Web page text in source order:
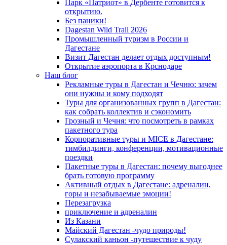
Парк «Патриот» в Дербенте готовится к
открытию.
Без паники!
Dagestan Wild Trail 2026
Промышленный туризм в России и
Дагестане
Визит Дагестан делает отдых доступным!
Открытие аэропорта в Крснодаре
Наш блог
Рекламные туры в Дагестан и Чечню: зачем
они нужны и кому подходят
Туры для организованных групп в Дагестан:
как собрать коллектив и сэкономить
Грозный и Чечня: что посмотреть в рамках
пакетного тура
Корпоративные туры и MICE в Дагестане:
тимбилдинги, конференции, мотивационные
поездки
Пакетные туры в Дагестан: почему выгоднее
брать готовую программу
Активный отдых в Дагестане: адреналин,
горы и незабываемые эмоции!
Перезагрузка
приключение и адреналин
Из Казани
Майский Дагестан -чудо природы!
Сулакский каньон -путешествие к чуду